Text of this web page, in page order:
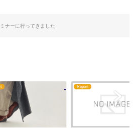
ナーに行ってきました
Report